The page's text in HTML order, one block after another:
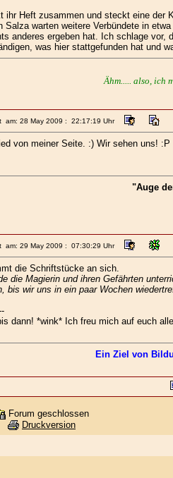
ihr Heft zusammen und steckt eine der
Salza warten weitere Verbündete in
anderes ergeben hat. Ich schlage vor,
was hier stattgefunden hat und
Ähm..... also, ich
am: 28 May 2009 : 22:17:19 Uhr
von meiner Seite. :) Wir sehen uns! :P
"Auge
am: 29 May 2009 : 07:30:29 Uhr
die Schriftstücke an sich.
die Magierin und ihren Gefährten
bis wir uns in ein paar Wochen
dann! *wink* Ich freu mich auf euch
Ein Ziel von
Forum geschlossen
Druckversion